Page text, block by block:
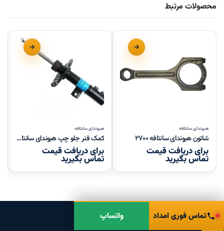
محصولات مرتبط
هیوندای سانتافه
شاتون هیوندای سانتافه ۲۷۰۰
برای دریافت قیمت
تماس بگیرید
هیوندای سانتافه
کمک فنر جلو چپ هیوندای سانتافه
برای دریافت قیمت
تماس بگیرید
تماس فوری امداد واتساپ